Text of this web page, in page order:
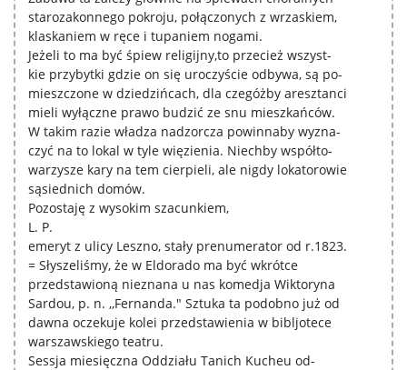
starozakonnego pokroju, połączonych z wrzaskiem,
klaskaniem w ręce i tupaniem nogami.
Jeżeli to ma być śpiew religijny,to przecież wszyst-
kie przybytki gdzie on się uroczyście odbywa, są po-
mieszczone w dziedzińcach, dla czegóżby aresztanci
mieli wyłączne prawo budzić ze snu mieszkańców.
W takim razie władza nadzorcza powinnaby wyzna-
czyć na to lokal w tyle więzienia. Niechby współto-
warzysze kary na tem cierpieli, ale nigdy lokatorowie
sąsiednich domów.
Pozostaję z wysokim szacunkiem,
L. P.
emeryt z ulicy Leszno, stały prenumerator od r.1823.
= Słyszeliśmy, że w Eldorado ma być wkrótce
przedstawioną nieznana u nas komedja Wiktoryna
Sardou, p. n. ,,Fernanda." Sztuka ta podobno już od
dawna oczekuje kolei przedstawienia w bibljotece
warszawskiego teatru.
Sessja miesięczna Oddziału Tanich Kucheu od-